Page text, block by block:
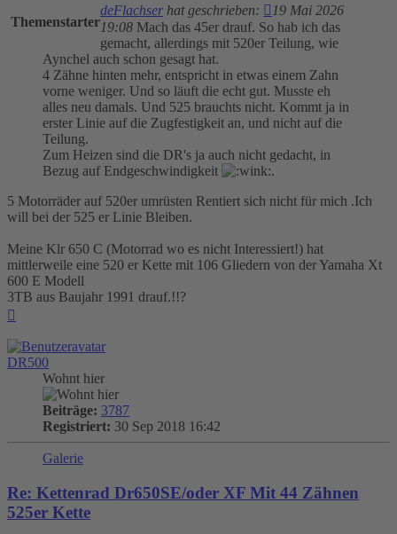
Themenstarter
deFlachser hat geschrieben:
19 Mai 2026
19:08 Mach das 45er drauf. So hab ich das
gemacht, allerdings mit 520er Teilung, wie
Aynchel auch schon gesagt hat.
4 Zähne hinten mehr, entspricht in etwas einem Zahn
vorne weniger. Und so läuft die echt gut. Musste eh
alles neu damals. Und 525 brauchts nicht. Kommt ja in
erster Linie auf die Zugfestigkeit an, und nicht auf die
Teilung.
Zum Heizen sind die DR's ja auch nicht gedacht, in
Bezug auf Endgeschwindigkeit
.
5 Motorräder auf 520er umrüsten Rentiert sich nicht für mich .Ich
will bei der 525 er Linie Bleiben.
Meine Klr 650 C (Motorrad wo es nicht Interessiert!) hat
mittlerweile eine 520 er Kette mit 106 Gliedern von der Yamaha Xt
600 E Modell
3TB aus Baujahr 1991 drauf.!!?
DR500
Wohnt hier
Beiträge: 3787
Registriert: 30 Sep 2018 16:42
Galerie
Re: Kettenrad Dr650SE/oder XF Mit 44 Zähnen
525er Kette